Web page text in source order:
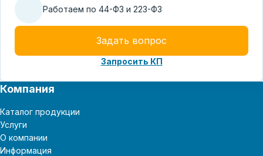
Работаем по 44-ФЗ и 223-ФЗ
Задать вопрос
Запросить КП
Компания
Каталог продукции
Услуги
О компании
Информация